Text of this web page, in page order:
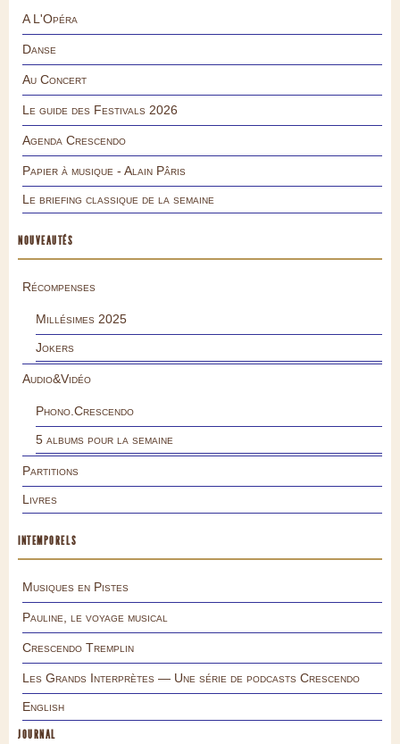
A L'Opéra
Danse
Au Concert
Le guide des Festivals 2026
Agenda Crescendo
Papier à musique - Alain Pâris
Le briefing classique de la semaine
NOUVEAUTÉS
Récompenses
Millésimes 2025
Jokers
Audio&Vidéo
Phono.Crescendo
5 albums pour la semaine
Partitions
Livres
INTEMPORELS
Musiques en Pistes
Pauline, le voyage musical
Crescendo Tremplin
Les Grands Interprètes — Une série de podcasts Crescendo
English
JOURNAL